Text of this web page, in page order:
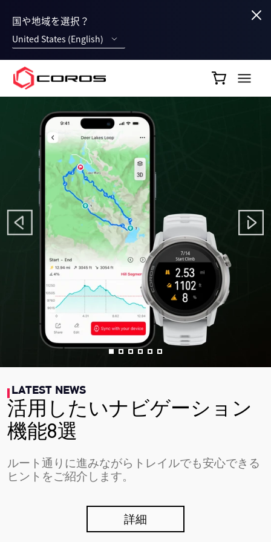
国や地域を選択？
United States (English)
COROS JP
LATEST NEWS
活用したいナビゲーション
機能8選
ルート通りに進みながらトレイルでも安心できる
ヒントをご紹介します。
詳細